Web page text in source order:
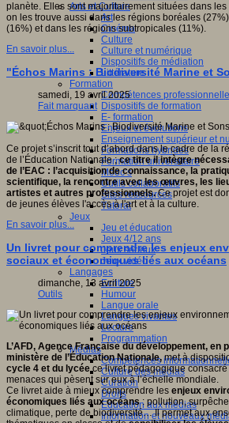
Arts et Culture
Art
Cinéma
Culture
Culture et numérique
Dispositifs de médiation
Littérature
Formation
Compétences
Dispositifs de formation
E- formation
Enjeux et évolutions
Enseignement supérieur et
Formations hybrides
Formation universitaire
Mooc’s
Outils collaboratifs
Sites ressources
Tutorat
Jeux
Jeu et éducation
Jeux 4/12 ans
Jeux sérieux
Jeux vidéo
Langages
Ecriture
Humour
Langue orale
Langues vivantes
Lecture
Programmation
Médias
Compétences
Culture des médias
Curation
Droits
Education aux médias
Information et nouveaux
planète. Elles sont majoritairement situées dans
on les trouve aussi dans les régions boréales
(16%) et dans les régions subtropicales (11%).
En savoir plus...
"Échos Marins : Biodiversité Marine et
samedi, 19 avril 2025
Fait marquant
Ce projet s’inscrit tout d’abord dans le cadre de la
de l’Éducation Nationale ;ce titre il intègre
de l’EAC : l’acquisition de connaissance, la
scientifique, la rencontre avec les œuvres, les
artistes et autres professionnels.Ce projet est
de jeunes élèves l'accès à l'art et à la culture.
En savoir plus...
Un livret pour comprendre les enjeux
sociaux et économiques liés aux océans
dimanche, 13 avril 2025
Outils
L’AFD, Agence Française du développement, en
ministère de l’Éducation Nationale,met à
cycle 4 et du lycéece livret pédagogique
menaces qui pèsent sur eux à l’échelle mondiale.
Ce livret aide à mieux comprendre les enjeux
économiques liés aux océans: pollution,
climatique, perte de biodiversité… Il permet aux